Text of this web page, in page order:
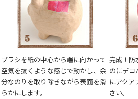
ブラシを紙の中心から端に向かって
空気を抜くような感じで動かし、余
分なのりを取り除きながら表面を滑
らかにします。
完成！防
のにデコ
にアクア
さい。